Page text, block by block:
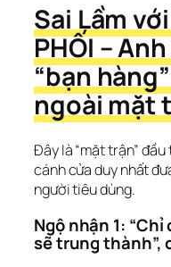
Sai Lầm
PHỐI –
“bạn
ngoài mặt
Đây là “mặt trận”
cánh cửa duy nhất
người tiêu dùng.
Ngộ nhận 1:
sẽ trung thành”,